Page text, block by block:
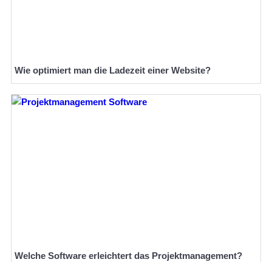
Wie optimiert man die Ladezeit einer Website?
Welche Software erleichtert das Projektmanagement?